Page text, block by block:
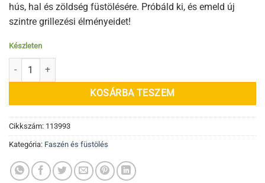
hús, hal és zöldség füstölésére. Próbáld ki, és emeld új
szintre grillezési élményeidet!
Készleten
Pekán füstölőfa chips mennyiség
KOSÁRBA TESZEM
Cikkszám: 113993
Kategória: Faszén és füstölés